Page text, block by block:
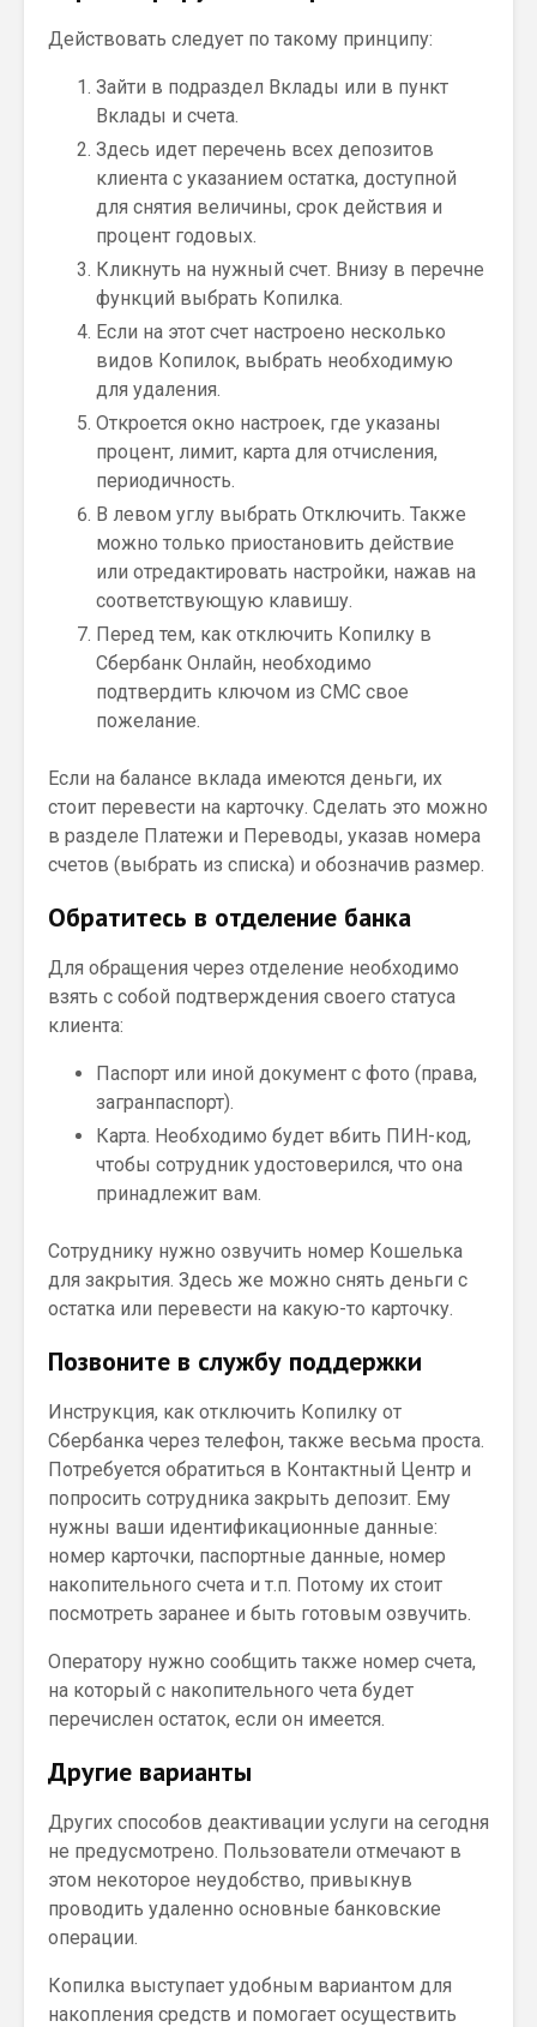
Действовать следует по такому принципу:
Зайти в подраздел Вклады или в пункт
Вклады и счета.
Здесь идет перечень всех депозитов
клиента с указанием остатка, доступной
для снятия величины, срок действия и
процент годовых.
Кликнуть на нужный счет. Внизу в перечне
функций выбрать Копилка.
Если на этот счет настроено несколько
видов Копилок, выбрать необходимую
для удаления.
Откроется окно настроек, где указаны
процент, лимит, карта для отчисления,
периодичность.
В левом углу выбрать Отключить. Также
можно только приостановить действие
или отредактировать настройки, нажав на
соответствующую клавишу.
Перед тем, как отключить Копилку в
Сбербанк Онлайн, необходимо
подтвердить ключом из СМС свое
пожелание.
Если на балансе вклада имеются деньги, их
стоит перевести на карточку. Сделать это можно
в разделе Платежи и Переводы, указав номера
счетов (выбрать из списка) и обозначив размер.
Обратитесь в отделение банка
Для обращения через отделение необходимо
взять с собой подтверждения своего статуса
клиента:
Паспорт или иной документ с фото (права,
загранпаспорт).
Карта. Необходимо будет вбить ПИН-код,
чтобы сотрудник удостоверился, что она
принадлежит вам.
Сотруднику нужно озвучить номер Кошелька
для закрытия. Здесь же можно снять деньги с
остатка или перевести на какую-то карточку.
Позвоните в службу поддержки
Инструкция, как отключить Копилку от
Сбербанка через телефон, также весьма проста.
Потребуется обратиться в Контактный Центр и
попросить сотрудника закрыть депозит. Ему
нужны ваши идентификационные данные:
номер карточки, паспортные данные, номер
накопительного счета и т.п. Потому их стоит
посмотреть заранее и быть готовым озвучить.
Оператору нужно сообщить также номер счета,
на который с накопительного чета будет
перечислен остаток, если он имеется.
Другие варианты
Других способов деактивации услуги на сегодня
не предусмотрено. Пользователи отмечают в
этом некоторое неудобство, привыкнув
проводить удаленно основные банковские
операции.
Копилка выступает удобным вариантом для
накопления средств и помогает осуществить